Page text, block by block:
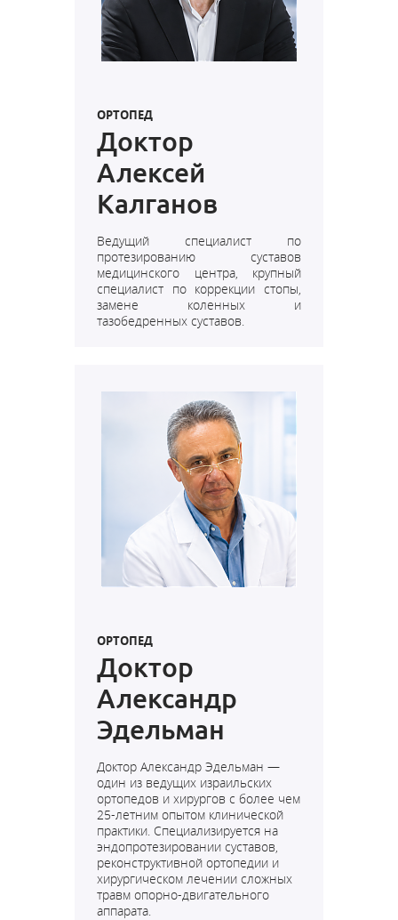
ОРТОПЕД
Доктор
Алексей
Калганов
Ведущий специалист по
протезированию суставов
медицинского центра, крупный
специалист по коррекции стопы,
замене коленных и
тазобедренных суставов.
ОРТОПЕД
Доктор
Александр
Эдельман
Доктор Александр Эдельман —
один из ведущих израильских
ортопедов и хирургов с более чем
25-летним опытом клинической
практики. Специализируется на
эндопротезировании суставов,
реконструктивной ортопедии и
хирургическом лечении сложных
травм опорно-двигательного
аппарата.